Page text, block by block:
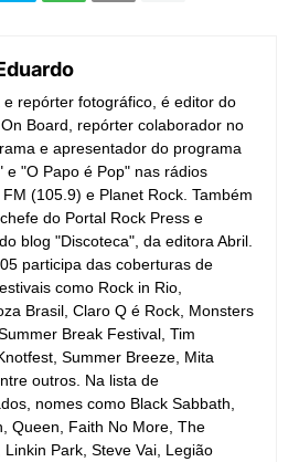
e repórter fotográfico, é editor do
Board, repórter colaborador no
e apresentador do programa
e "O Papo é Pop" nas rádios
(105.9) e Planet Rock. Também
do Portal Rock Press e
blog "Discoteca", da editora Abril.
participa das coberturas de
como Rock in Rio,
Brasil, Claro Q é Rock, Monsters
Break Festival, Tim
Summer Breeze, Mita
outros. Na lista de
nomes como Black Sabbath,
Queen, Faith No More, The
Linkin Park, Steve Vai, Legião